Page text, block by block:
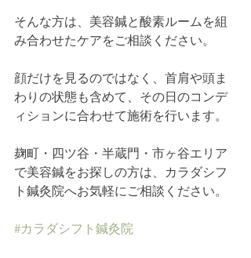
そんな方は、美容鍼と酸素ルームを組
み合わせたケアをご相談ください。
顔だけを見るのではなく、首肩や頭ま
わりの状態も含めて、その日のコンデ
ィションに合わせて施術を行います。
麹町・四ツ谷・半蔵門・市ヶ谷エリア
で美容鍼をお探しの方は、カラダシフ
ト鍼灸院へお気軽にご相談ください。
#カラダシフト鍼灸院